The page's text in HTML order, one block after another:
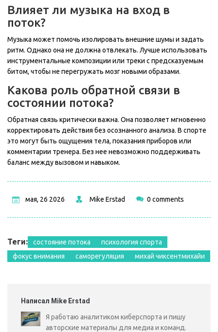
Влияет ли музыка на вход в
поток?
Музыка может помочь изолировать внешние шумы и задать
ритм. Однако она не должна отвлекать. Лучше использовать
инструментальные композиции или треки с предсказуемым
битом, чтобы не перегружать мозг новыми образами.
Какова роль обратной связи в
состоянии потока?
Обратная связь критически важна. Она позволяет мгновенно
корректировать действия без осознанного анализа. В спорте
это могут быть ощущения тела, показания приборов или
комментарии тренера. Без нее невозможно поддерживать
баланс между вызовом и навыком.
мая, 26 2026 Mike Erstad 0 comments
Теги: состояние потока
психология спорта
фокус внимания
саморегуляция михай чиксентмихайи
Написал Mike Erstad
Я работаю аналитиком киберспорта и пишу
авторские материалы для медиа и команд.